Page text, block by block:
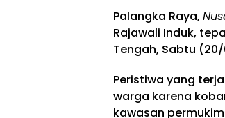
Palangka Raya,
Rajawali Induk,
Tengah, Sabtu
Peristiwa yang
warga karena
kawasan